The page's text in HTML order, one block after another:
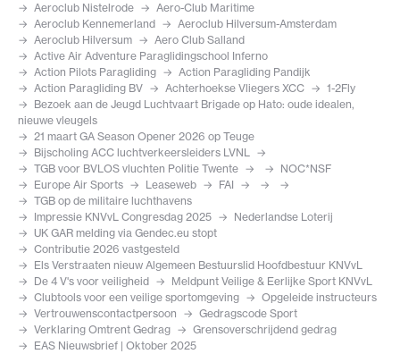
Aeroclub Nistelrode
Aero-Club Maritime
Aeroclub Kennemerland
Aeroclub Hilversum-Amsterdam
Aeroclub Hilversum
Aero Club Salland
Active Air Adventure Paraglidingschool Inferno
Action Pilots Paragliding
Action Paragliding Pandijk
Action Paragliding BV
Achterhoekse Vliegers XCC
1-2Fly
Bezoek aan de Jeugd Luchtvaart Brigade op Hato: oude idealen,
nieuwe vleugels
21 maart GA Season Opener 2026 op Teuge
Bijscholing ACC luchtverkeersleiders LVNL
TGB voor BVLOS vluchten Politie Twente
NOC*NSF
Europe Air Sports
Leaseweb
FAI
TGB op de militaire luchthavens
Impressie KNVvL Congresdag 2025
Nederlandse Loterij
UK GAR melding via Gendec.eu stopt
Contributie 2026 vastgesteld
Els Verstraaten nieuw Algemeen Bestuurslid Hoofdbestuur KNVvL
De 4 V's voor veiligheid
Meldpunt Veilige & Eerlijke Sport KNVvL
Clubtools voor een veilige sportomgeving
Opgeleide instructeurs
Vertrouwenscontactpersoon
Gedragscode Sport
Verklaring Omtrent Gedrag
Grensoverschrijdend gedrag
EAS Nieuwsbrief | Oktober 2025